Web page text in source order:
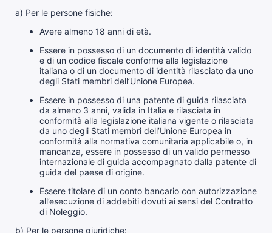
a) Per le persone fisiche:
Avere almeno 18 anni di età.
Essere in possesso di un documento di identità valido
e di un codice fiscale conforme alla legislazione
italiana o di un documento di identità rilasciato da uno
degli Stati membri dell’Unione Europea.
Essere in possesso di una patente di guida rilasciata
da almeno 3 anni, valida in Italia e rilasciata in
conformità alla legislazione italiana vigente o rilasciata
da uno degli Stati membri dell’Unione Europea in
conformità alla normativa comunitaria applicabile o, in
mancanza, essere in possesso di un valido permesso
internazionale di guida accompagnato dalla patente di
guida del paese di origine.
Essere titolare di un conto bancario con autorizzazione
all’esecuzione di addebiti dovuti ai sensi del Contratto
di Noleggio.
b) Per le persone giuridiche: